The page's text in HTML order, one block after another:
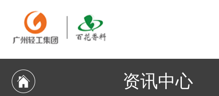
资讯中心